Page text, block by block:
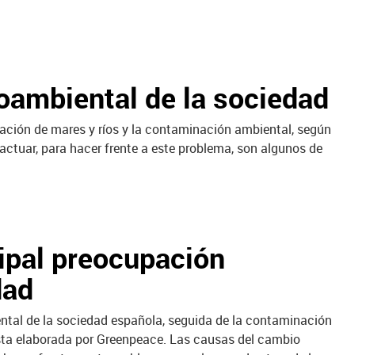
de la sociedad
de mares y ríos y la contaminación ambiental, según
para hacer frente a este problema, son algunos de
preocupación
de la sociedad española, seguida de la contaminación
elaborada por Greenpeace. Las causas del cambio